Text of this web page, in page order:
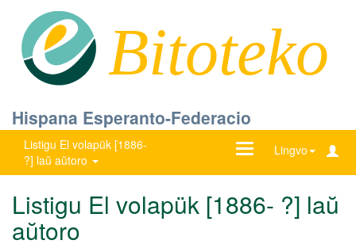
Bitoteko
Hispana Esperanto-Federacio
Listigu El volapük [1886-
?] laŭ aŭtoro
Lingvo
Ŝanĝu
Listigu El volapük [1886- ?] laŭ
aŭtoro